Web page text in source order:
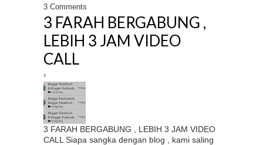
3 Comments
3 FARAH BERGABUNG ,
LEBIH 3 JAM VIDEO
CALL
›
3 FARAH BERGABUNG , LEBIH 3 JAM VIDEO
CALL Siapa sangka dengan blog , kami saling